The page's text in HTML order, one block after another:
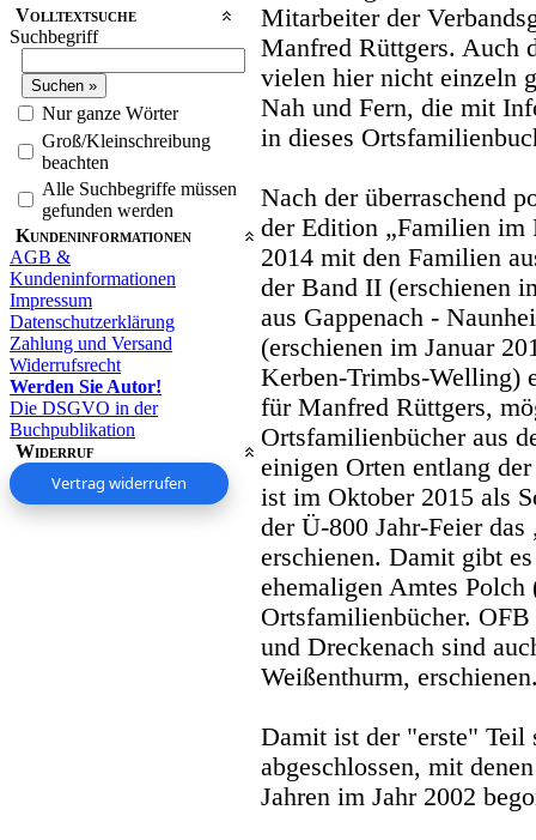
Volltextsuche
Suchbegriff
Nur ganze Wörter
Groß/Kleinschreibung
beachten
Alle Suchbegriffe müssen
gefunden werden
Kundeninformationen
AGB &
Kundeninformationen
Impressum
Datenschutzerklärung
Zahlung und Versand
Widerrufsrecht
Werden Sie Autor!
Die DSGVO in der
Buchpublikation
Widerruf
Vertrag widerrufen
Mitarbeiter der
Manfred Rüttgers. Auch
vielen hier nicht einzeln
Nah und Fern, die mit
in dieses
Nach der überraschend
der Edition „Familien im
2014 mit den Familien
der Band II (erschienen
aus Gappenach -
(erschienen im Januar
Kerben-Trimbs-Welling)
für Manfred Rüttgers,
Ortsfamilienbücher aus
einigen Orten entlang
ist im Oktober 2015 als
der Ü-800 Jahr-Feier
erschienen. Damit gibt
ehemaligen Amtes Polch
Ortsfamilienbücher.
und Dreckenach sind
Weißenthurm,
Damit ist der "erste" Teil
abgeschlossen, mit
Jahren im Jahr 2002